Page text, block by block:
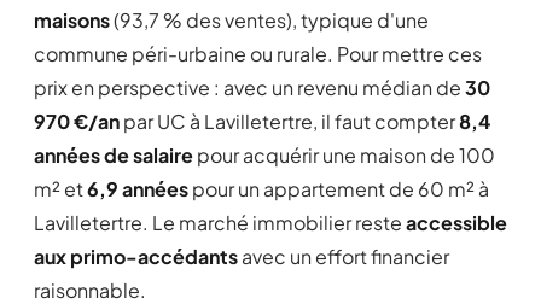
maisons(93,7 % des ventes), typique d'une
commune péri-urbaine ou rurale. Pour mettre ces
prix en perspective : avec un revenu médian de30
970 €/anpar UC à Lavilletertre, il faut compter8,4
années de salairepour acquérir une maison de 100
m² et6,9 annéespour un appartement de 60 m² à
Lavilletertre. Le marché immobilier resteaccessible
aux primo-accédantsavec un effort financier
raisonnable.